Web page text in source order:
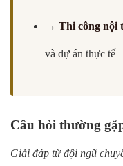
→ Thi công nội
và dự án thực tế
Câu hỏi thường
Giải đáp từ đội ngũ